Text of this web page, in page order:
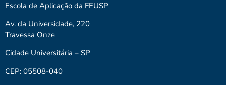
Escola de Aplicação da FEUSP
Av. da Universidade, 220
Travessa Onze
Cidade Universitária – SP
CEP: 05508-040